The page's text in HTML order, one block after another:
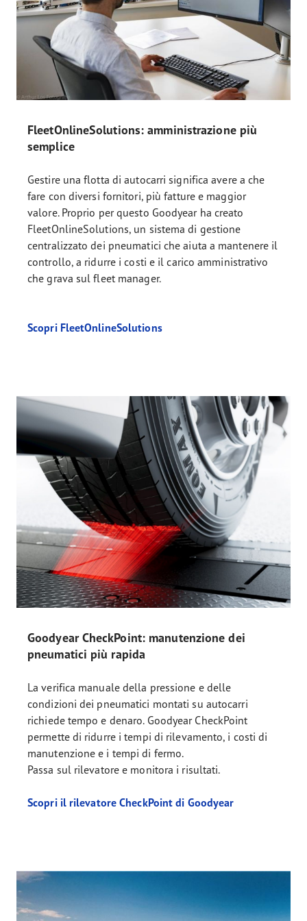
FleetOnlineSolutions: amministrazione più
semplice
Gestire una flotta di autocarri significa avere a che
fare con diversi fornitori, più fatture e maggior
valore. Proprio per questo Goodyear ha creato
FleetOnlineSolutions, un sistema di gestione
centralizzato dei pneumatici che aiuta a mantenere il
controllo, a ridurre i costi e il carico amministrativo
che grava sul fleet manager.
Scopri FleetOnlineSolutions
Goodyear CheckPoint: manutenzione dei
pneumatici più rapida
La verifica manuale della pressione e delle
condizioni dei pneumatici montati su autocarri
richiede tempo e denaro. Goodyear CheckPoint
permette di ridurre i tempi di rilevamento, i costi di
manutenzione e i tempi di fermo.
Passa sul rilevatore e monitora i risultati.
Scopri il rilevatore CheckPoint di Goodyear